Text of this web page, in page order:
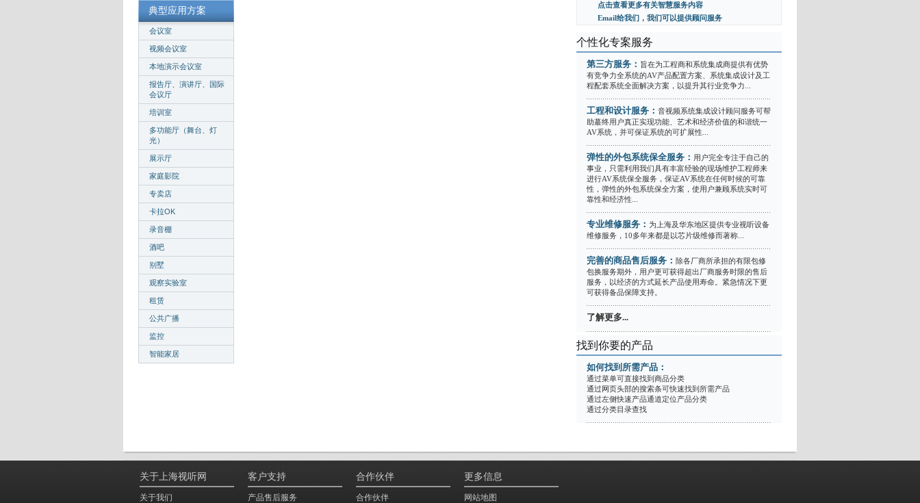
典型应用方案
会议室
视频会议室
本地演示会议室
报告厅、演讲厅、国际
会议厅
培训室
多功能厅（舞台、灯
光）
展示厅
家庭影院
专卖店
卡拉OK
录音棚
酒吧
别墅
观察实验室
租赁
公共广播
监控
智能家居
点击查看更多有关智慧服务内容
Email给我们，我们可以提供顾问服务
个性化专案服务
第三方服务： 旨在为工程商和系统集成商提供有优势
有竞争力全系统的AV产品配置方案、系统集成设计及工
程配套系统全面解决方案，以提升其行业竞争力...
工程和设计服务： 音视频系统集成设计顾问服务可帮
助蕞终用户真正实现功能、艺术和经济价值的和谐统一
AV系统，并可保证系统的可扩展性...
弹性的外包系统保全服务： 用户完全专注于自己的
事业，只需利用我们具有丰富经验的现场维护工程师来
进行AV系统保全服务，保证AV系统在任何时候的可靠
性，弹性的外包系统保全方案，使用户兼顾系统实时可
靠性和经济性...
专业维修服务： 为上海及华东地区提供专业视听设备
维修服务，10多年来都是以芯片级维修而著称...
完善的商品售后服务： 除各厂商所承担的有限包修
包换服务期外，用户更可获得超出厂商服务时限的售后
服务，以经济的方式延长产品使用寿命。紧急情况下更
可获得备品保障支持。
了解更多...
找到你要的产品
如何找到所需产品：
通过菜单可直接找到商品分类
通过网页头部的搜索条可快速找到所需产品
通过左侧快速产品通道定位产品分类
通过分类目录查找
关于上海视听网
关于我们
客户支持
产品售后服务
合作伙伴
合作伙伴
更多信息
网站地图